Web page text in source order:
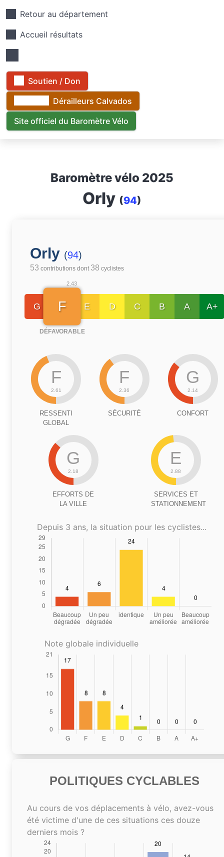
Retour au département
Accueil résultats
Soutien / Don
Dérailleurs Calvados
Site officiel du Baromètre Vélo
Baromètre vélo 2025
Orly (94)
Orly (94)
53 contributions dont 38 cyclistes
G
2.43
F
DÉFAVORABLE
E D C B A A+
F
2.61
RESSENTI
GLOBAL
F
2.36
SÉCURITÉ
G
2.14
CONFORT
G
2.18
EFFORTS DE
LA VILLE
E
2.88
SERVICES ET
STATIONNEMENT
Depuis 3 ans, la situation pour les cyclistes...
Note globale individuelle
POLITIQUES CYCLABLES
Au cours de vos déplacements à vélo, avez-vous
été victime d'une de ces situations ces douze
derniers mois ?